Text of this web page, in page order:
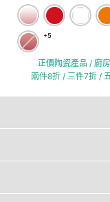
+5
正價陶瓷產品 / 廚
兩件8折 / 三件7折 /